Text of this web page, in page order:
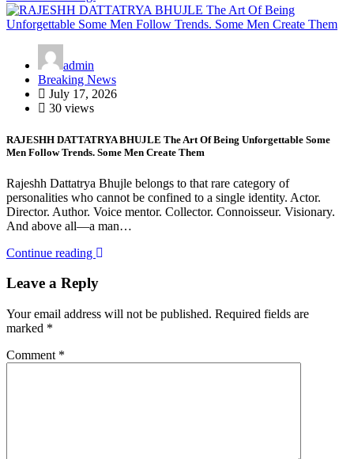
admin
Breaking News
July 17, 2026
30 views
RAJESHH DATTATRYA BHUJLE The Art Of Being Unforgettable Some
Men Follow Trends. Some Men Create Them
Rajeshh Dattatrya Bhujle belongs to that rare category of
personalities who cannot be confined to a single identity. Actor.
Director. Author. Voice mentor. Collector. Connoisseur. Visionary.
And above all—a man…
Continue reading
Leave a Reply
Your email address will not be published. Required fields are
marked *
Comment *